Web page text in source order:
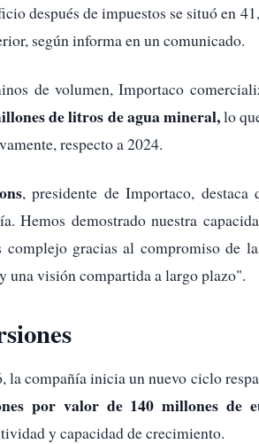
después de impuestos se situó en
según informa en un comunicado.
de volumen, Importaco
de litros de agua mineral,lo
respecto a 2024.
, presidente de Importaco,
Hemos demostrado nuestra
complejo gracias al compromiso de
una visión compartida a largo plazo".
la compañía inicia un nuevo ciclo
por valor de 140 millones de
y capacidad de crecimiento.